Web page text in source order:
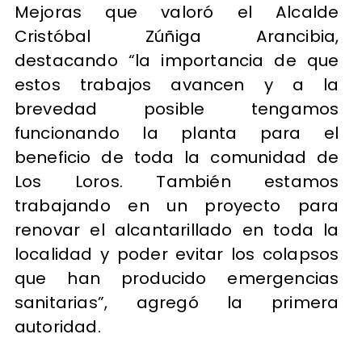
Mejoras que valoró el Alcalde
Cristóbal Zúñiga Arancibia,
destacando “la importancia de que
estos trabajos avancen y a la
brevedad posible tengamos
funcionando la planta para el
beneficio de toda la comunidad de
Los Loros. También estamos
trabajando en un proyecto para
renovar el alcantarillado en toda la
localidad y poder evitar los colapsos
que han producido emergencias
sanitarias”, agregó la primera
autoridad.